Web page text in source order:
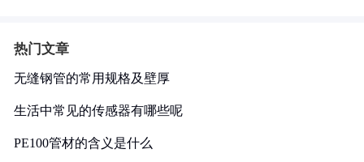
热门文章
无缝钢管的常用规格及壁厚
生活中常见的传感器有哪些呢
PE100管材的含义是什么